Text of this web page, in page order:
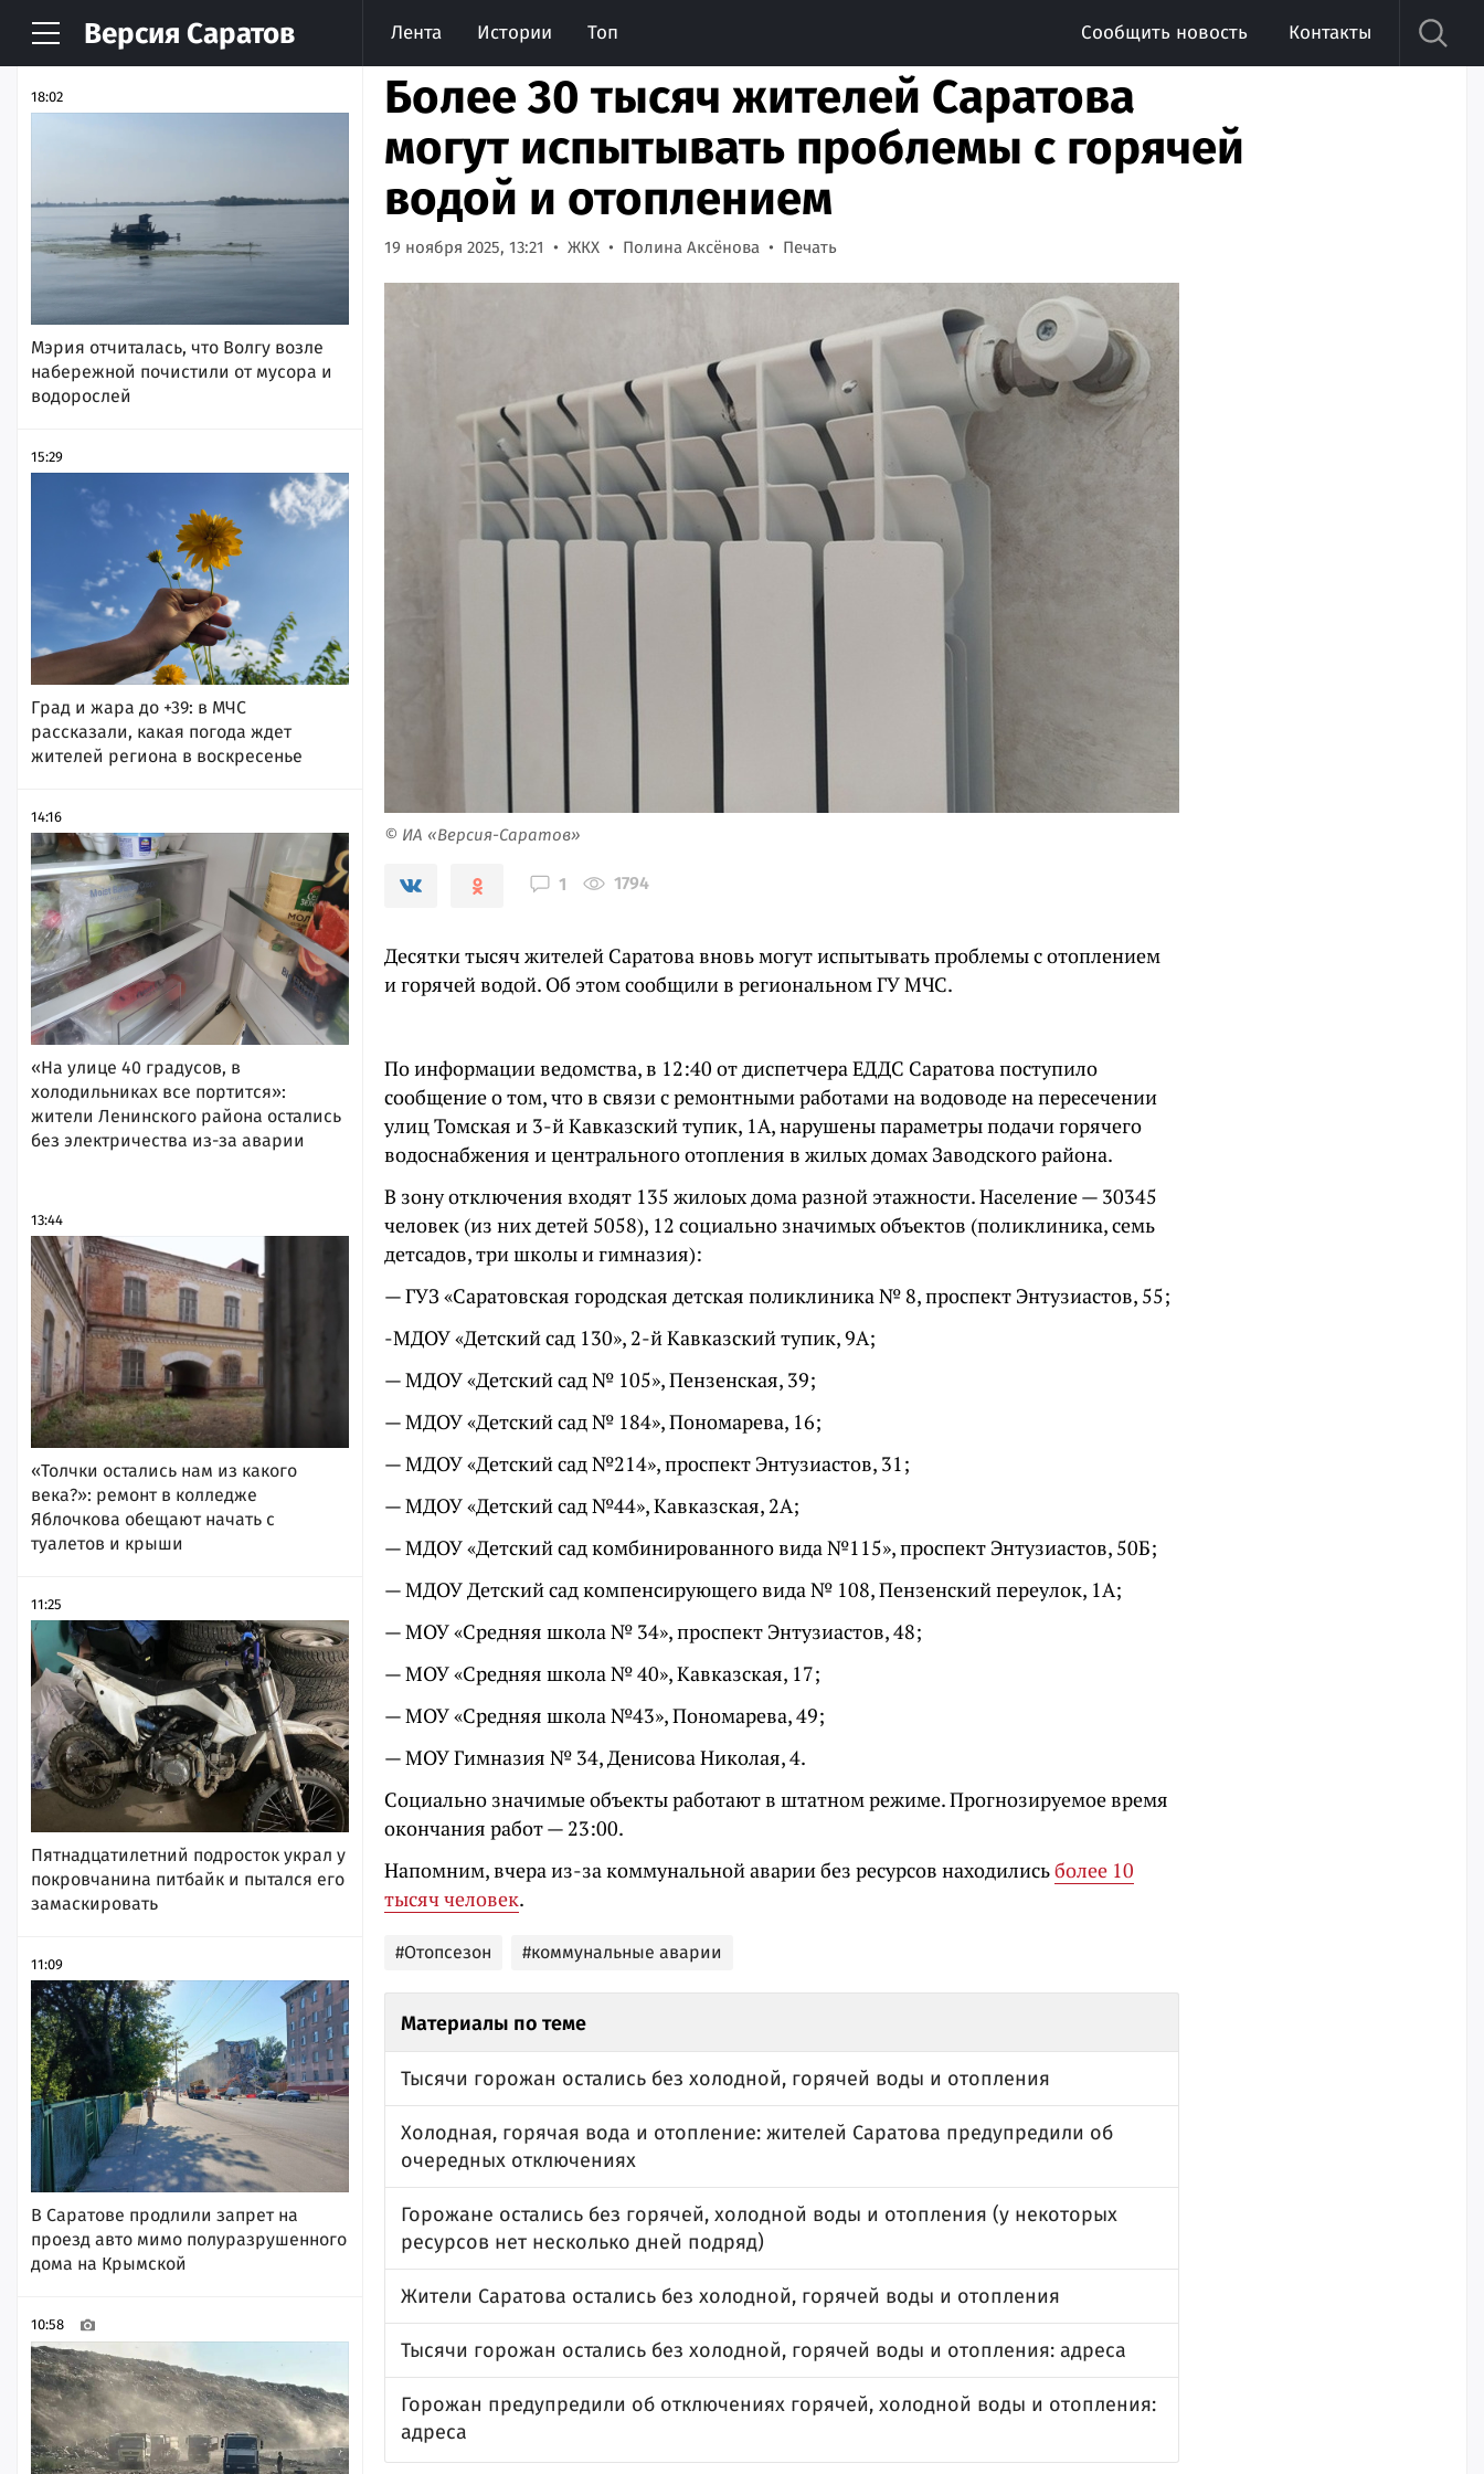
Версия Саратов Лента Истории Топ Сообщить новость Контакты
НОВОСТИ АРХИВ
18:02
Мэрия отчиталась, что Волгу возле
набережной почистили от мусора и
водорослей
15:29
Град и жара до +39: в МЧС
рассказали, какая погода ждет
жителей региона в воскресенье
14:16
«На улице 40 градусов, в
холодильниках все портится»:
жители Ленинского района остались
без электричества из-за аварии
13:44
«Толчки остались нам из какого
века?»: ремонт в колледже
Яблочкова обещают начать с
туалетов и крыши
11:25
Пятнадцатилетний подросток украл у
покровчанина питбайк и пытался его
замаскировать
11:09
В Саратове продлили запрет на
проезд авто мимо полуразрушенного
дома на Крымской
10:58
Более 30 тысяч жителей Саратова
могут испытывать проблемы с горячей
водой и отоплением
19 ноября 2025, 13:21 ЖКХ Полина Аксёнова Печать
© ИА «Версия-Саратов»
1 1794
Десятки тысяч жителей Саратова вновь могут испытывать проблемы с отоплением
и горячей водой. Об этом сообщили в региональном ГУ МЧС.
По информации ведомства, в 12:40 от диспетчера ЕДДС Саратова поступило
сообщение о том, что в связи с ремонтными работами на водоводе на пересечении
улиц Томская и 3-й Кавказский тупик, 1А, нарушены параметры подачи горячего
водоснабжения и центрального отопления в жилых домах Заводского района.
В зону отключения входят 135 жилоых дома разной этажности. Население— 30345
человек (из них детей 5058), 12 социально значимых объектов (поликлиника, семь
детсадов, три школы и гимназия):
— ГУЗ «Саратовская городская детская поликлиника№ 8,проспект Энтузиастов, 55;
-МДОУ «Детский сад 130», 2-й Кавказский тупик, 9А;
— МДОУ «Детский сад№ 105»,Пензенская, 39;
— МДОУ «Детский сад№ 184»,Пономарева, 16;
— МДОУ «Детский сад№214»,проспект Энтузиастов, 31;
— МДОУ «Детский сад№44»,Кавказская, 2А;
— МДОУ «Детский сад комбинированного вида№115»,проспект Энтузиастов, 50Б;
— МДОУ Детский сад компенсирующего вида№ 108,Пензенский переулок, 1А;
— МОУ «Средняя школа№ 34»,проспект Энтузиастов, 48;
— МОУ «Средняя школа№40»,Кавказская, 17;
— МОУ «Средняя школа№43»,Пономарева, 49;
— МОУ Гимназия № 34,Денисова Николая, 4.
Социально значимые объекты работают в штатном режиме. Прогнозируемое время
окончания работ— 23:00.
Напомним, вчера из-за коммунальной аварии без ресурсов находилисьболее 10
тысяч человек.
#Отопсезон #коммунальные аварии
Материалы по теме
Тысячи горожан остались без холодной, горячей воды и отопления
Холодная, горячая вода и отопление: жителей Саратова предупредили об
очередных отключениях
Горожане остались без горячей, холодной воды и отопления (у некоторых
ресурсов нет несколько дней подряд)
Жители Саратова остались без холодной, горячей воды и отопления
Тысячи горожан остались без холодной, горячей воды и отопления: адреса
Горожан предупредили об отключениях горячей, холодной воды и отопления:
адреса